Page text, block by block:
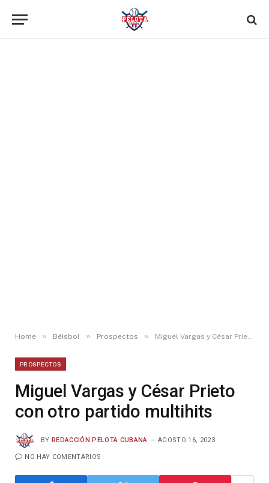
Home » Béisbol » Prospectos » Miguel Vargas y César Prieto con otro partido multihits
PROSPECTOS
Miguel Vargas y César Prieto
con otro partido multihits
BY REDACCIÓN PELOTA CUBANA AGOSTO 16, 2023
NO HAY COMENTARIOS